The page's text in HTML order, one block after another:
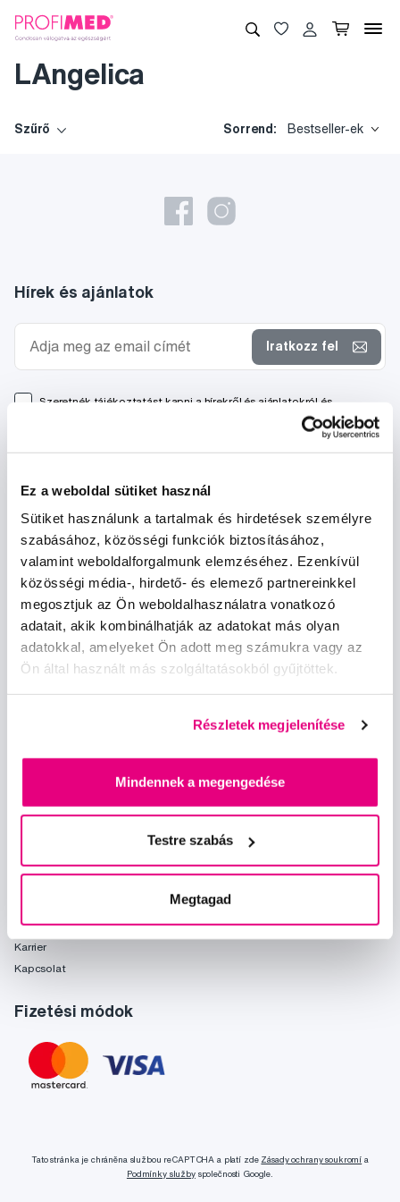
Ez a weboldal sütiket használ
Sütiket használunk a tartalmak és hirdetések személyre
szabásához, közösségi funkciók biztosításához,
valamint weboldalforgalmunk elemzéséhez. Ezenkívül
közösségi média-, hirdető- és elemező partnereinkkel
megosztjuk az Ön weboldalhasználatra vonatkozó
adatait, akik kombinálhatják az adatokat más olyan
adatokkal, amelyeket Ön adott meg számukra vagy az
Ön által használt más szolgáltatásokból gyűjtöttek.
Részletek megjelenítése
Mindennek a megengedése
Testre szabás
Megtagad
LAngelica
Szűrő Sorrend: Bestseller-ek
Kérdések, tanácsadás
info@profimed.hu
A vásárlás menete
Kereskedelmi feltételek
Önnek ajánljuk
Rólunk
Karrier
Kapcsolat
Fizetési módok
Hírek és ajánlatok
Iratkozz fel
Szeretnék tájékoztatást kapni a hírekről és ajánlatokról és
Tato stránka je chráněna službou reCAPTCHA a platí zde Zásady ochrany soukromí a
Podmínky službyspolečnosti Google.